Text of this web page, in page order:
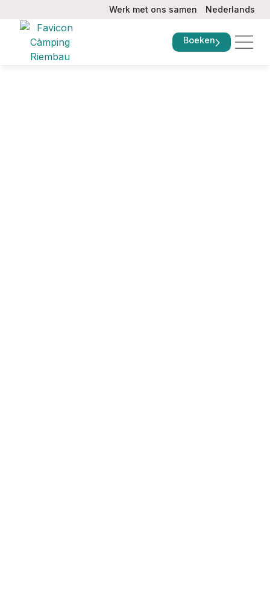
Werk met ons samen Nederlands
Boeken